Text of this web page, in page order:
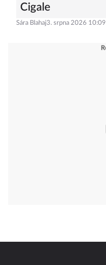
Cigale
Sára Blahaj3. srpna 2026 10:09